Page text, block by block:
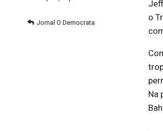
Jornal O Democrata
o
Na